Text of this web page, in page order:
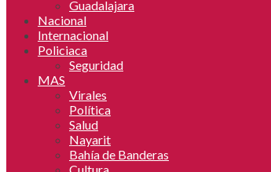
Guadalajara
Nacional
Internacional
Policiaca
Seguridad
MAS
Virales
Política
Salud
Nayarit
Bahía de Banderas